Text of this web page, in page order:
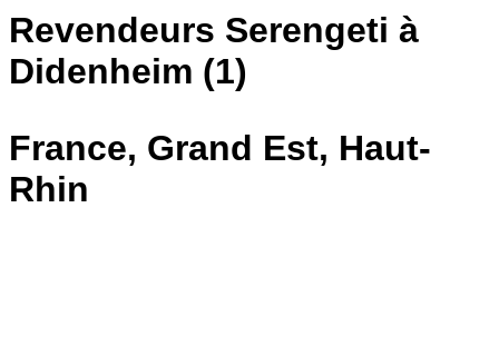
Revendeurs Serengeti à
Didenheim (1)
France, Grand Est, Haut-
Rhin